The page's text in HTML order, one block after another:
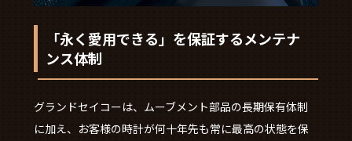
「永く愛用できる」を保証するメンテナ
ンス体制
グランドセイコーは、ムーブメント部品の長期保有体制
に加え、お客様の時計が何十年先も常に最高の状態を保